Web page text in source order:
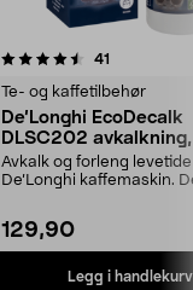
41
Te- og kaffetilbehør
De’Longhi EcoDecalk
DLSC202
ml
Avkalk og forleng
De’Longhi kaffemaskin.
129,90
Legg i handlekurv